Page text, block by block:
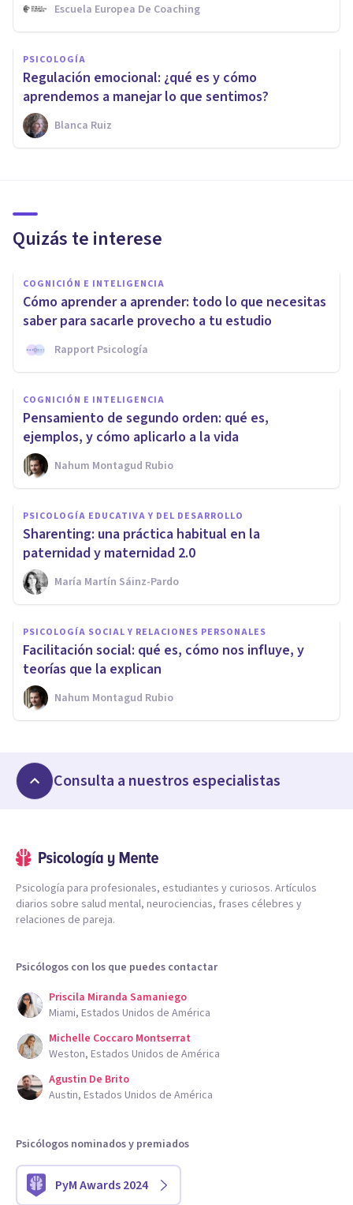
Escuela Europea De Coaching
PSICOLOGÍA
Regulación emocional: ¿qué es y cómo
aprendemos a manejar lo que sentimos?
Blanca Ruiz
Quizás te interese
COGNICIÓN E INTELIGENCIA
Cómo aprender a aprender: todo lo que necesitas
saber para sacarle provecho a tu estudio
Rapport Psicología
COGNICIÓN E INTELIGENCIA
Pensamiento de segundo orden: qué es,
ejemplos, y cómo aplicarlo a la vida
Nahum Montagud Rubio
PSICOLOGÍA EDUCATIVA Y DEL DESARROLLO
Sharenting: una práctica habitual en la
paternidad y maternidad 2.0
María Martín Sáinz-Pardo
PSICOLOGÍA SOCIAL Y RELACIONES PERSONALES
Facilitación social: qué es, cómo nos influye, y
teorías que la explican
Nahum Montagud Rubio
Consulta a nuestros especialistas
Psicología para profesionales, estudiantes y curiosos. Artículos
diarios sobre salud mental, neurociencias, frases célebres y
relaciones de pareja.
Psicólogos con los que puedes contactar
Priscila Miranda Samaniego
Miami, Estados Unidos de América
Michelle Coccaro Montserrat
Weston, Estados Unidos de América
Agustin De Brito
Austin, Estados Unidos de América
Psicólogos nominados y premiados
PyM Awards 2024